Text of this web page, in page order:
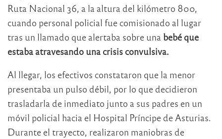
Ruta Nacional 36, a la altura del kilómetro 800,
cuando personal policial fue comisionado al lugar
tras un llamado que alertaba sobre una bebé que
estaba atravesando una crisis convulsiva.
Al llegar, los efectivos constataron que la menor
presentaba un pulso débil, por lo que decidieron
trasladarla de inmediato junto a sus padres en un
móvil policial hacia el Hospital Príncipe de Asturias.
Durante el trayecto, realizaron maniobras de